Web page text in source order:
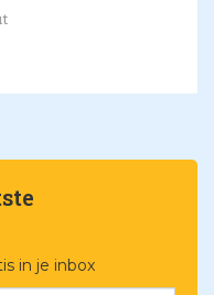
in je inbox